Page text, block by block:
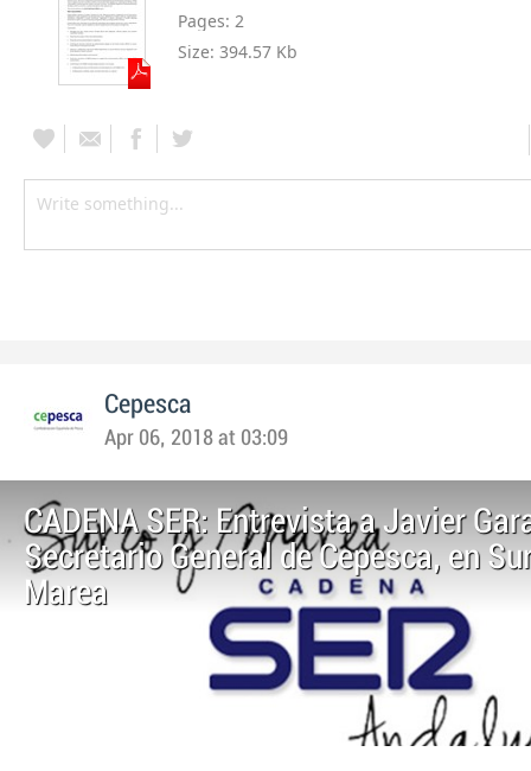
Pages: 2
Size: 394.57 Kb
Cepesca
Apr 06, 2018 at 03:09
CADENA SER: Entrevista a Javier
Secretario General de Cepesca, en
Marea